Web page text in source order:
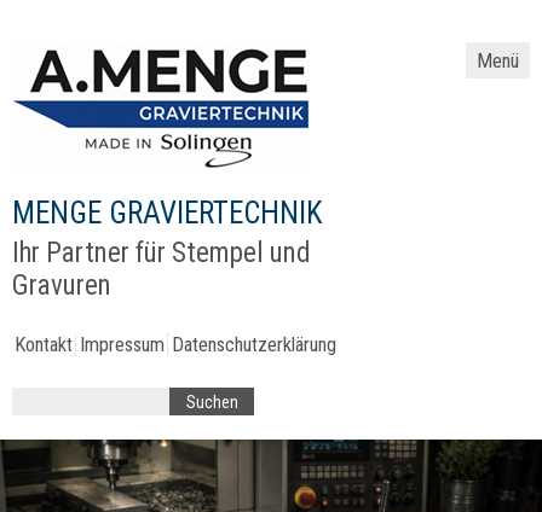
Menü
MENGE GRAVIERTECHNIK
Ihr Partner für Stempel und
Gravuren
Kontakt Impressum Datenschutzerklärung